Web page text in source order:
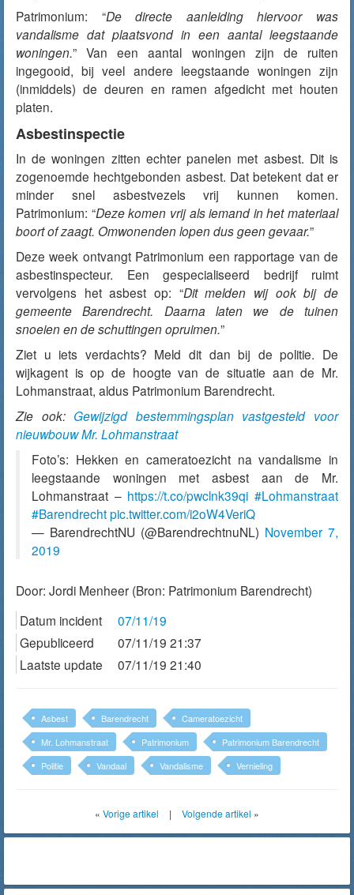
Patrimonium: “De directe aanleiding hiervoor was
vandalisme dat plaatsvond in een aantal leegstaande
woningen.” Van een aantal woningen zijn de ruiten
ingegooid, bij veel andere leegstaande woningen zijn
(inmiddels) de deuren en ramen afgedicht met houten
platen.
Asbestinspectie
In de woningen zitten echter panelen met asbest. Dit is
zogenoemde hechtgebonden asbest. Dat betekent dat er
minder snel asbestvezels vrij kunnen komen.
Patrimonium: “Deze komen vrij als iemand in het materiaal
boort of zaagt. Omwonenden lopen dus geen gevaar.”
Deze week ontvangt Patrimonium een rapportage van de
asbestinspecteur. Een gespecialiseerd bedrijf ruimt
vervolgens het asbest op: “Dit melden wij ook bij de
gemeente Barendrecht. Daarna laten we de tuinen
snoeien en de schuttingen opruimen.”
Ziet u iets verdachts? Meld dit dan bij de politie. De
wijkagent is op de hoogte van de situatie aan de Mr.
Lohmanstraat, aldus Patrimonium Barendrecht.
Zie ook: Gewijzigd bestemmingsplan vastgesteld voor
nieuwbouw Mr. Lohmanstraat
Foto’s: Hekken en cameratoezicht na vandalisme in
leegstaande woningen met asbest aan de Mr.
Lohmanstraat – https://t.co/pwclnk39qi #Lohmanstraat
#Barendrechtpic.twitter.com/i2oW4VeriQ
— BarendrechtNU (@BarendrechtnuNL) November 7,
2019
Door: Jordi Menheer (Bron: Patrimonium Barendrecht)
Datum incident
07/11/19
Gepubliceerd
07/11/19 21:37
Laatste update
07/11/19 21:40
Asbest Barendrecht
Cameratoezicht
Mr. Lohmanstraat
Patrimonium
Patrimonium Barendrecht
Politie
Vandaal Vandalisme Vernieling
« Vorige artikel | Volgende artikel »